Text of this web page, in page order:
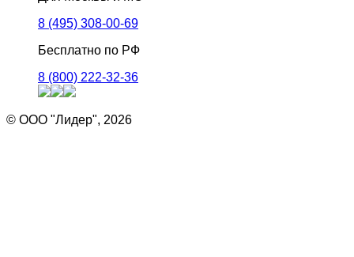
8 (495) 308-00-69
Бесплатно по РФ
8 (800) 222-32-36
© ООО "Лидер", 2026